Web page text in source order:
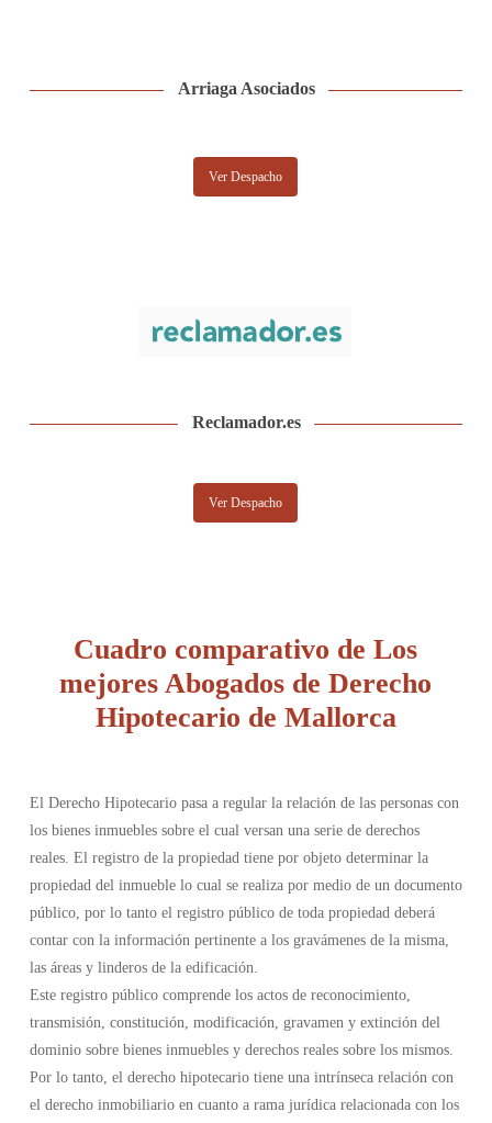
Arriaga Asociados
Ver Despacho
Reclamador.es
Ver Despacho
Cuadro comparativo de Los
mejores Abogados de Derecho
Hipotecario de Mallorca
El Derecho Hipotecario pasa a regular la relación de las personas con
los bienes inmuebles sobre el cual versan una serie de derechos
reales. El registro de la propiedad tiene por objeto determinar la
propiedad del inmueble lo cual se realiza por medio de un documento
público, por lo tanto el registro público de toda propiedad deberá
contar con la información pertinente a los gravámenes de la misma,
las áreas y linderos de la edificación.
Este registro público comprende los actos de reconocimiento,
transmisión, constitución, modificación, gravamen y extinción del
dominio sobre bienes inmuebles y derechos reales sobre los mismos.
Por lo tanto, el derecho hipotecario tiene una intrínseca relación con
el derecho inmobiliario en cuanto a rama jurídica relacionada con los